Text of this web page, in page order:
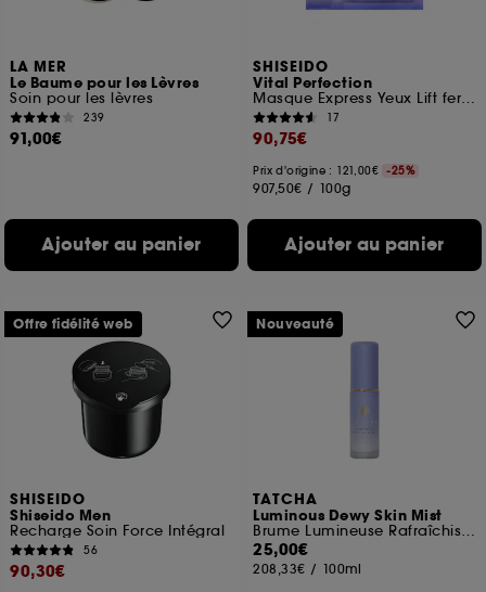
LA MER
Le Baume pour les Lèvres
Soin pour les lèvres
239
91,00€
Ajouter au panier
SHISEIDO
Vital Perfection
Masque Express Yeux Lift fermeté
17
90,75€
Prix d'origine : 121,00€ -25%
907,50€ / 100g
Ajouter au panier
SHISEIDO
Shiseido Men
Recharge Soin Force Intégral
56
90,30€
Offre fidélité web
TATCHA
Luminous Dewy Skin Mist
Brume Lumineuse Rafraîchissante
25,00€
208,33€ / 100ml
Nouveauté